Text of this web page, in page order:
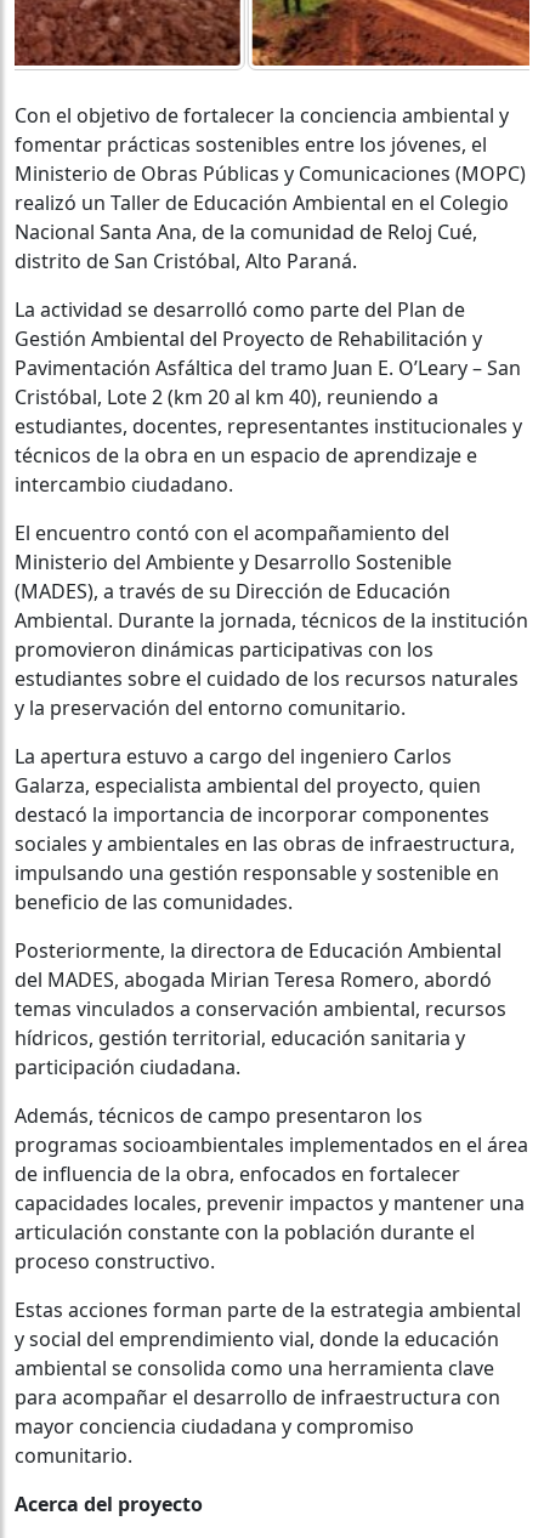
Con el objetivo de fortalecer la conciencia ambiental y
fomentar prácticas sostenibles entre los jóvenes, el
Ministerio de Obras Públicas y Comunicaciones (MOPC)
realizó un Taller de Educación Ambiental en el Colegio
Nacional Santa Ana, de la comunidad de Reloj Cué,
distrito de San Cristóbal, Alto Paraná.
La actividad se desarrolló como parte del Plan de
Gestión Ambiental del Proyecto de Rehabilitación y
Pavimentación Asfáltica del tramo Juan E. O’Leary – San
Cristóbal, Lote 2 (km 20 al km 40), reuniendo a
estudiantes, docentes, representantes institucionales y
técnicos de la obra en un espacio de aprendizaje e
intercambio ciudadano.
El encuentro contó con el acompañamiento del
Ministerio del Ambiente y Desarrollo Sostenible
(MADES), a través de su Dirección de Educación
Ambiental. Durante la jornada, técnicos de la institución
promovieron dinámicas participativas con los
estudiantes sobre el cuidado de los recursos naturales
y la preservación del entorno comunitario.
La apertura estuvo a cargo del ingeniero Carlos
Galarza, especialista ambiental del proyecto, quien
destacó la importancia de incorporar componentes
sociales y ambientales en las obras de infraestructura,
impulsando una gestión responsable y sostenible en
beneficio de las comunidades.
Posteriormente, la directora de Educación Ambiental
del MADES, abogada Mirian Teresa Romero, abordó
temas vinculados a conservación ambiental, recursos
hídricos, gestión territorial, educación sanitaria y
participación ciudadana.
Además, técnicos de campo presentaron los
programas socioambientales implementados en el área
de influencia de la obra, enfocados en fortalecer
capacidades locales, prevenir impactos y mantener una
articulación constante con la población durante el
proceso constructivo.
Estas acciones forman parte de la estrategia ambiental
y social del emprendimiento vial, donde la educación
ambiental se consolida como una herramienta clave
para acompañar el desarrollo de infraestructura con
mayor conciencia ciudadana y compromiso
comunitario.
Acerca del proyecto